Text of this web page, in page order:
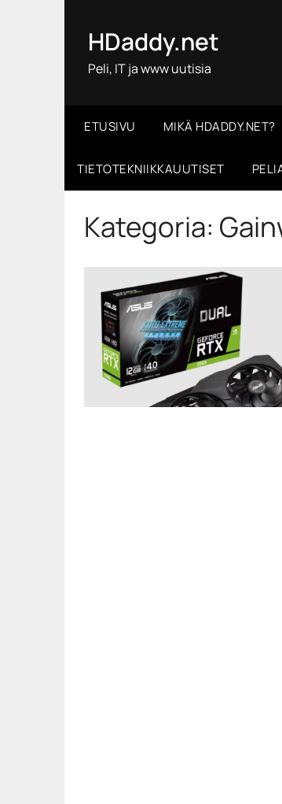
HDaddy.net
Peli, IT ja www uutisia
ETUSIVU MIKÄ HDADDY.NET?
TIETOTEKNIIKKAUUTISET
Kategoria: